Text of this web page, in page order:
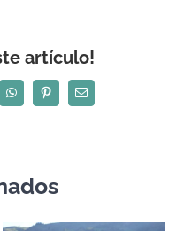
artículo!
WhatsAppPinterestCorreo
electrónico